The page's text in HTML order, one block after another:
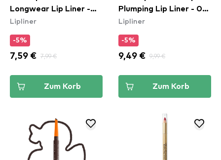
Longwear Lip Liner -
Rebel Red (LLLP11)
Lipliner
-5%
7,59 € 7,99 €
Zum Korb
Plumping Lip Liner - 01
Ducking Clear
Lipliner
-5%
9,49 € 9,99 €
Zum Korb